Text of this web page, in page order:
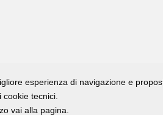
esperienza di navigazione e
tecnici.
vai alla pagina.